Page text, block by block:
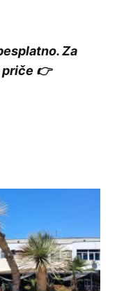
Za
priče 👉